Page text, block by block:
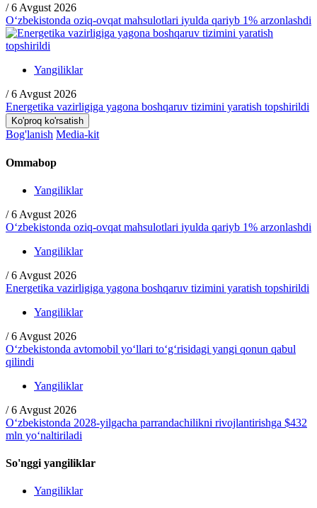
/ 6 Avgust 2026
O‘zbekistonda oziq-ovqat mahsulotlari iyulda qariyb 1% arzonlashdi
Yangiliklar
/ 6 Avgust 2026
Energetika vazirligiga yagona boshqaruv tizimini yaratish topshirildi
Ko'proq ko'rsatish
Bog'lanish Media-kit
Ommabop
Yangiliklar
/ 6 Avgust 2026
O‘zbekistonda oziq-ovqat mahsulotlari iyulda qariyb 1% arzonlashdi
Yangiliklar
/ 6 Avgust 2026
Energetika vazirligiga yagona boshqaruv tizimini yaratish topshirildi
Yangiliklar
/ 6 Avgust 2026
O‘zbekistonda avtomobil yo‘llari to‘g‘risidagi yangi qonun qabul
qilindi
Yangiliklar
/ 6 Avgust 2026
O‘zbekistonda 2028-yilgacha parrandachilikni rivojlantirishga $432
mln yo‘naltiriladi
So'nggi yangiliklar
Yangiliklar